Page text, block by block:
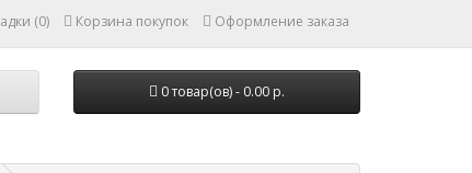
(0) Корзина покупок Оформление заказа
0 товар(ов) - 0.00 р.